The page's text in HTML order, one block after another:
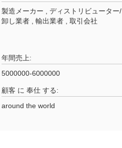
製造メーカー , ディストリビューター/
卸し業者 , 輸出業者 , 取引会社
年間売上:
5000000-6000000
顧客 に 奉仕 する:
around the world